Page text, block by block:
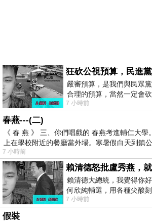
狂砍公視預算，民進
嚴審預算，是我們與民眾
合理的預算，當然一定會
要編列公視和Taiwan plus
7 小時前
春燕---(二)
《 春 燕 》 三、你們唱戲的 春燕考進輔仁大
上在學校附近的餐廳當外場。寒暑假白天到鎮
7 小時前
賴清德怒批盧秀燕，
賴清德大總統，我覺得你
何欣純輔選，用各種尖酸
罵她施政滿意度輸給陳其邁
7 小時前
假裝